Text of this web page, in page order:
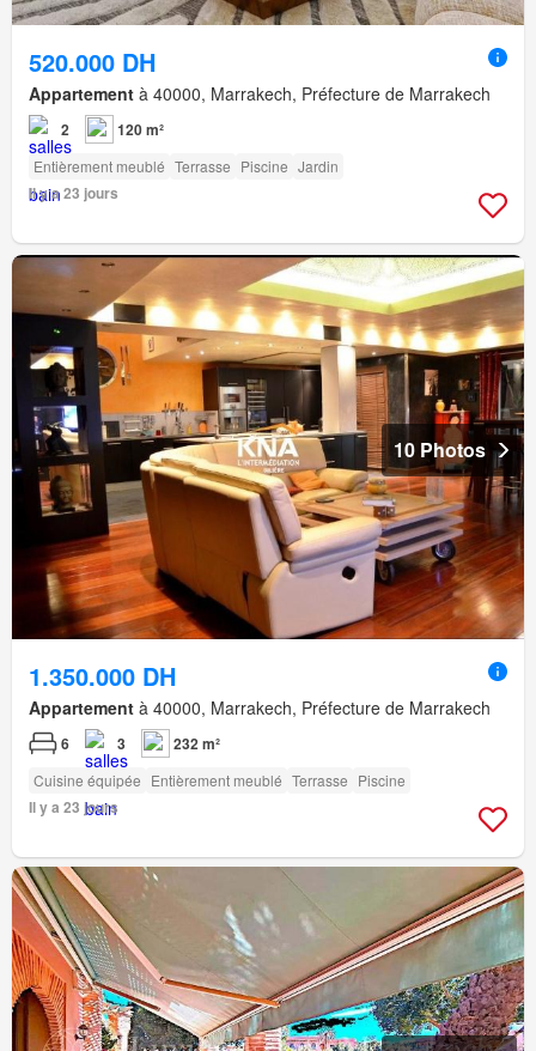
520.000 DH
Appartement à 40000, Marrakech, Préfecture de Marrakech
2 120 m²
Entièrement meublé Terrasse Piscine Jardin
Il y a 23 jours
10 Photos
1.350.000 DH
Appartement à 40000, Marrakech, Préfecture de Marrakech
6 3 232 m²
Cuisine équipée Entièrement meublé Terrasse Piscine
Il y a 23 jours